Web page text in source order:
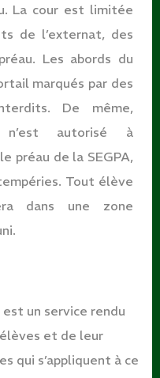
La cour est limitée
de l’externat, des
Les abords du
marqués par des
De même,
autorisé à
préau de la SEGPA,
Tout élève
dans une zone
un service rendu
et de leur
qui s’appliquent à ce